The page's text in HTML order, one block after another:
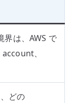
界は、AWS で
、
どの